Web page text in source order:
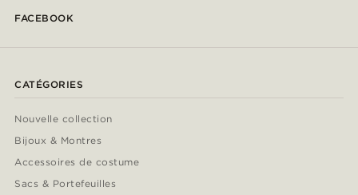
FACEBOOK
CATÉGORIES
Nouvelle collection
Bijoux & Montres
Accessoires de costume
Sacs & Portefeuilles